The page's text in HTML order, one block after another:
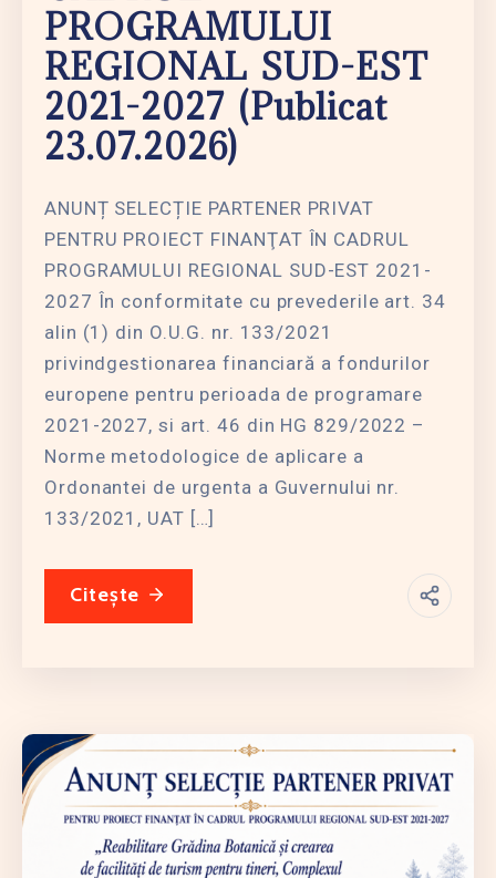
PROGRAMULUI
REGIONAL SUD-EST
2021-2027 (publicat
23.07.2026)
ANUNȚ SELECȚIE PARTENER PRIVAT
PENTRU PROIECT FINANŢAT ÎN CADRUL
PROGRAMULUI REGIONAL SUD-EST 2021-
2027 În conformitate cu prevederile art. 34
alin (1) din O.U.G. nr. 133/2021
privindgestionarea financiară a fondurilor
europene pentru perioada de programare
2021-2027, si art. 46 din HG 829/2022 –
Norme metodologice de aplicare a
Ordonantei de urgenta a Guvernului nr.
133/2021, UAT […]
Citește